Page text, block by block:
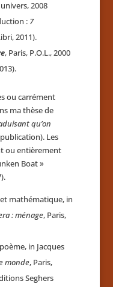
2008
: 7
2011).
, Paris, P.O.L., 2000
ou carrément
ma thèse de
qu’on
Les
ou entièrement
Boat »
mathématique, in
: ménage, Paris,
in Jacques
monde, Paris,
Seghers